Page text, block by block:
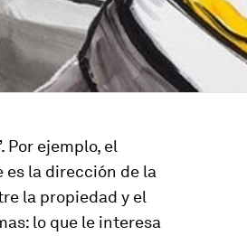
Por ejemplo, el
es la dirección de la
la propiedad y el
lo que le interesa